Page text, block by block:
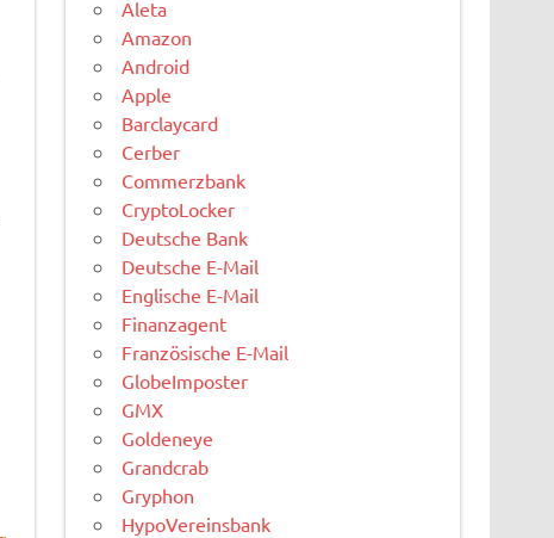
Aleta
Amazon
Android
Apple
Barclaycard
Cerber
Commerzbank
CryptoLocker
Deutsche Bank
Deutsche E-Mail
Englische E-Mail
Finanzagent
Französische E-Mail
GlobeImposter
GMX
Goldeneye
Grandcrab
Gryphon
HypoVereinsbank